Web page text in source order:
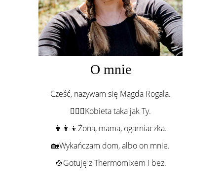
O mnie
Cześć, nazywam się Magda Rogala.
💁🏻‍♀️Kobieta taka jak Ty.
👨‍👩‍👦Żona, mama, ogarniaczka.
🏡Wykańczam dom, albo on mnie.
🍲Gotuję z Thermomixem i bez.